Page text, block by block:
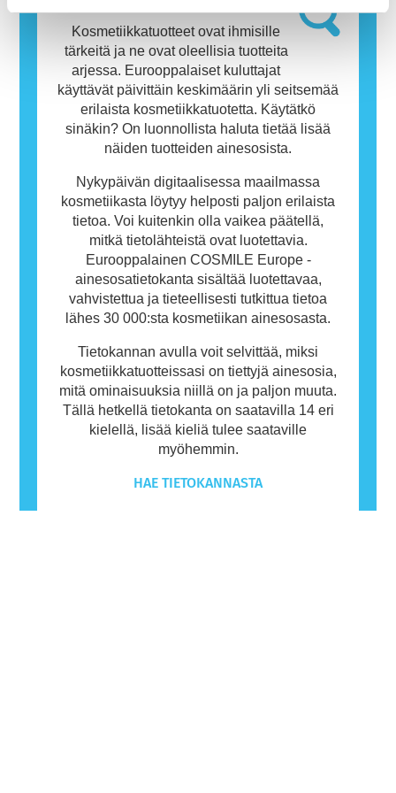
ihmisille allergisoivia. Tämä ei kuitenkaan
tarkoita, ettei muiden olisi turvallista käyttää
tuotetta.
Kosmetiikkatuotteet ovat ihmisille
tärkeitä ja ne ovat oleellisia tuotteita
arjessa. Eurooppalaiset kuluttajat
käyttävät päivittäin keskimäärin yli seitsemää
erilaista kosmetiikkatuotetta. Käytätkö
sinäkin? On luonnollista haluta tietää lisää
näiden tuotteiden ainesosista.
Nykypäivän digitaalisessa maailmassa
kosmetiikasta löytyy helposti paljon erilaista
tietoa. Voi kuitenkin olla vaikea päätellä,
mitkä tietolähteistä ovat luotettavia.
Eurooppalainen COSMILE Europe -
ainesosatietokanta sisältää luotettavaa,
vahvistettua ja tieteellisesti tutkittua tietoa
lähes 30 000:sta kosmetiikan ainesosasta.
Tietokannan avulla voit selvittää, miksi
kosmetiikkatuotteissasi on tiettyjä ainesosia,
mitä ominaisuuksia niillä on ja paljon muuta.
Tällä hetkellä tietokanta on saatavilla 14 eri
kielellä, lisää kieliä tulee saataville
myöhemmin.
HAE TIETOKANNASTA